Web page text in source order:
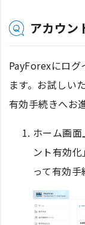
アカウン
PayForexにログ
ます。お試しい
有効手続きへお
ホーム画
ント有効
って有効手